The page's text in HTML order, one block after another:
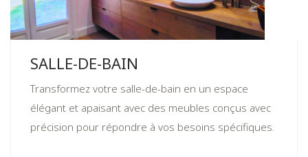
SALLE-DE-BAIN
Transformez votre salle-de-bain en un espace
élégant et apaisant avec des meubles conçus avec
précision pour répondre à vos besoins spécifiques.